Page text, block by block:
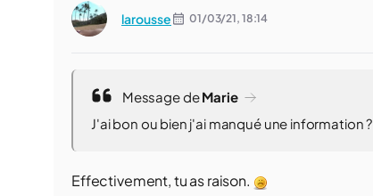
larousse 01/03/21, 18:14
Message deMarie
J'ai bon ou bien j'ai manqué une information ?
Effectivement, tu as raison.